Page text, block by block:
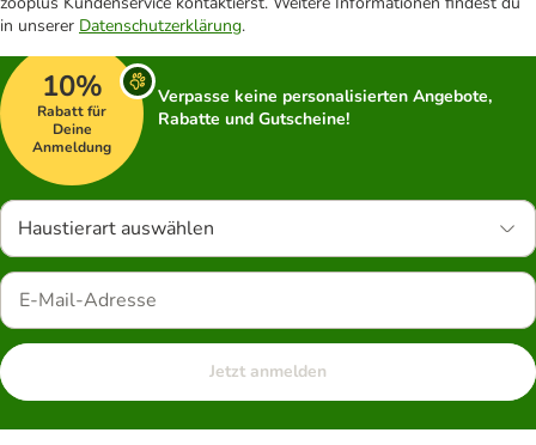
in unserer Datenschutzerklärung.
10%
Rabatt für
Deine
Anmeldung
Verpasse keine personalisierten Angebote,
Rabatte und Gutscheine!
Haustierart auswählen
Jetzt anmelden